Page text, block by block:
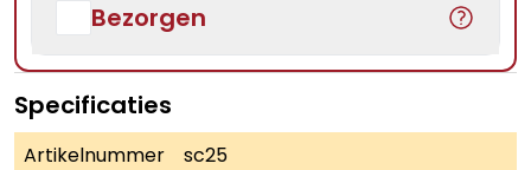
Bezorgen
Specificaties
Artikelnummer sc25